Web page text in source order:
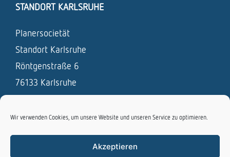
Wir verwenden Cookies, um unsere Website und unseren Service zu optimieren.
Akzeptieren
STANDORT KARLSRUHE
Planersocietät
Standort Karlsruhe
Röntgenstraße 6
76133 Karlsruhe
Fax: 0721 / 831 693 – 19
info [at] planersocietaet.de